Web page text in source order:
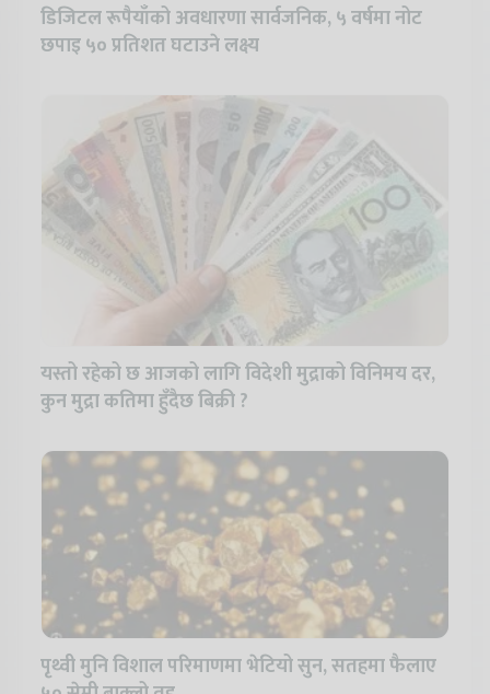
डिजिटल रूपैयाँको अवधारणा सार्वजनिक, ५ वर्षमा नोट
छपाइ ५० प्रतिशत घटाउने लक्ष्य
यस्तो रहेको छ आजको लागि विदेशी मुद्राको विनिमय दर,
कुन मुद्रा कतिमा हुँदैछ बिक्री ?
पृथ्वी मुनि विशाल परिमाणमा भेटियो सुन, सतहमा फैलाए